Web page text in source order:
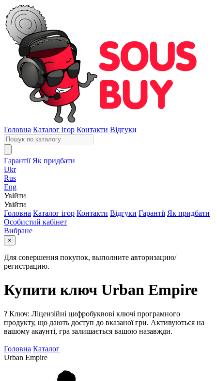
Головна Каталог ігор Контакти Відгуки
Гарантії Як придбати
Ukr
Rus
Eng
Увійти
Увійти
Головна Каталог ігор Контакти Відгуки Гарантії Як придбати
Особистий кабінет
Вибране
×
Для совершения покупок, выполните авторизацию/
регистрацию.
Купити ключ Urban Empire
? Ключ: Ліцензійні цифробуквові ключі програмного
продукту, що дають доступ до вказаної гри. Активуються на
вашому акаунті, гра залишається вашою назавжди.
Головна Каталог
Urban Empire